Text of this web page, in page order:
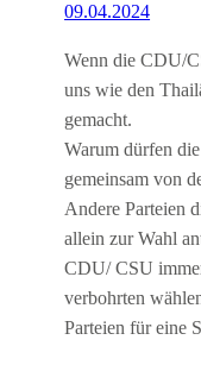
09.04.2024
Wenn die CDU/
uns wie den
gemacht.
Warum dürfen
gemeinsam von
Andere Parteien
allein zur Wahl
CDU/ CSU
verbohrten
Parteien für eine